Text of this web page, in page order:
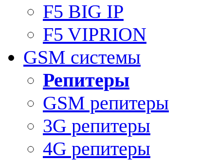
F5 BIG IP
F5 VIPRION
GSM системы
Репитеры
GSM репитеры
3G репитеры
4G репитеры